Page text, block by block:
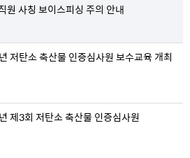
원 사칭 보이스피싱 주의 안내
저탄소 축산물 인증심사원 보수교육 개최
제3회 저탄소 축산물 인증심사원